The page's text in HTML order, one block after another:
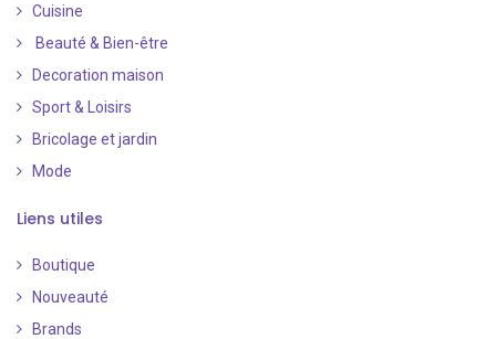
Cuisine
Beauté & Bien-être
Decoration maison
Sport & Loisirs
Bricolage et jardin
Mode
Liens utiles
Boutique
Nouveauté
Brands